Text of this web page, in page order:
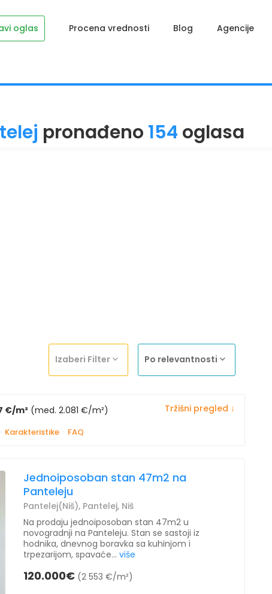
oglas Procena vrednosti Blog Agencije
pronađeno 154 oglasa
Izaberi Filter Po relevantnosti
€/m² (med. 2.081 €/m²) Tržišni pregled ↓
· Karakteristike · FAQ
Jednoiposoban stan 47m2 na
Panteleju
Pantelej(Niš), Pantelej, Niš
Na prodaju jednoiposoban stan 47m2 u
novogradnji na Panteleju. Stan se sastoji iz
hodnika, dnevnog boravka sa kuhinjom i
trpezarijom, spavaće... više
120.000€ (2 553 €/m²)